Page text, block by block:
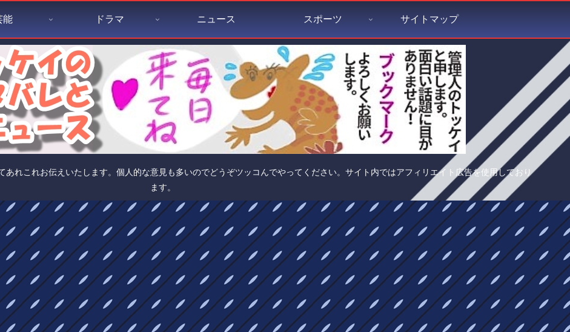
れこれお伝えいたします。個人的な意見も多いのでどうぞツッコんでやってください。サイト内ではアフィリエイト広告を使用しており
ます。
能 ドラマ ニュース スポーツ サイトマップ